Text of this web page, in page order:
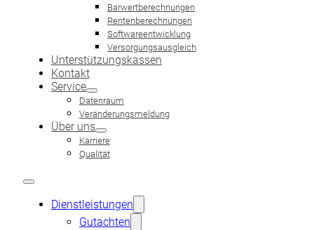
Barwertberechnungen
Rentenberechnungen
Softwareentwicklung
Versorgungsausgleich
Unterstützungskassen
Kontakt
Service
Datenraum
Veränderungsmeldung
Über uns
Karriere
Qualität
Dienstleistungen
Gutachten
Eine Pensionsverpflichtung stellt eine leistungsorientierte
Dienstverhältnisses, die während des aktiven
Pensionsverpflichtungen stellen für die Unternehmen eine
(Pensionsverpflichtungen) entsprechende Rückstellungen
an einen Versorgungsberechtigten fällig wird.
Typische Pensionsverpflichtungen sind Altersrenten,